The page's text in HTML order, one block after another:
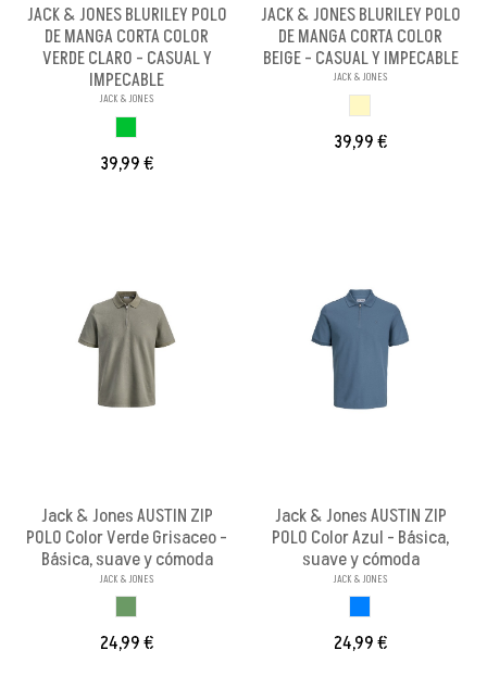
JACK & JONES BLURILEY POLO
DE MANGA CORTA COLOR
VERDE CLARO - CASUAL Y
IMPECABLE
JACK & JONES
39,99 €
JACK & JONES BLURILEY POLO
DE MANGA CORTA COLOR
BEIGE - CASUAL Y IMPECABLE
JACK & JONES
39,99 €
Jack & Jones AUSTIN ZIP
POLO Color Verde Grisaceo -
Básica, suave y cómoda
JACK & JONES
24,99 €
Jack & Jones AUSTIN ZIP
POLO Color Azul - Básica,
suave y cómoda
JACK & JONES
24,99 €